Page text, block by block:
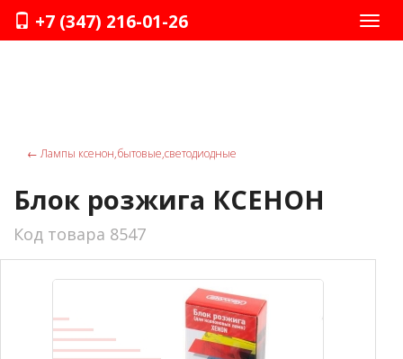
+7 (347) 216-01-26
←Лампы ксенон,бытовые,светодиодные
Блок розжига КСЕНОН
Код товара 8547